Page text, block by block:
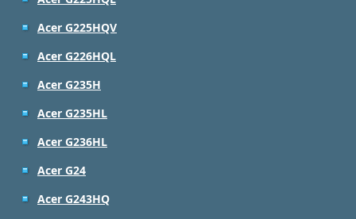
Acer G225HQV
Acer G226HQL
Acer G235H
Acer G235HL
Acer G236HL
Acer G24
Acer G243HQ